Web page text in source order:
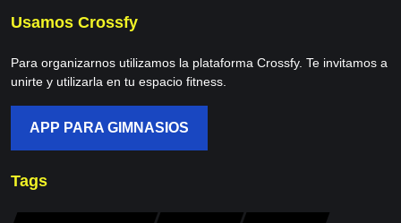
Usamos Crossfy
Para organizarnos utilizamos la plataforma Crossfy. Te invitamos a
unirte y utilizarla en tu espacio fitness.
APP PARA GIMNASIOS
Tags